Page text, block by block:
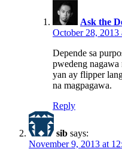
Ask the
October 28, 2013
Depende sa
pwedeng
yan ay flipper
na magpagawa.
Reply
sib says:
November 9, 2013 at